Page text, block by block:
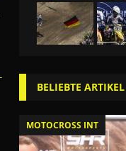
BELIEBTE ARTIKEL
MOTOCROSS INT